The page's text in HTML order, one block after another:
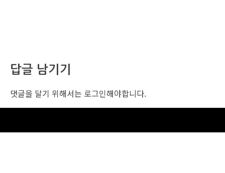
답글 남기기
댓글을 달기 위해서는 로그인해야합니다.